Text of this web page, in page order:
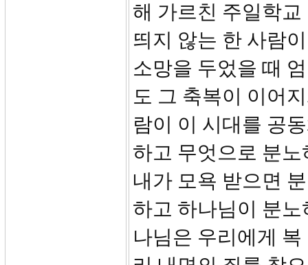
해 가르친 주일학
띄지 않는 한 사람
소망을 두었을 때
도 그 축복이 이어
람이 이 시대를 공
하고 무엇으로 분
내가 모욕 받으면
하고 하나님이 분
나님은 우리에게